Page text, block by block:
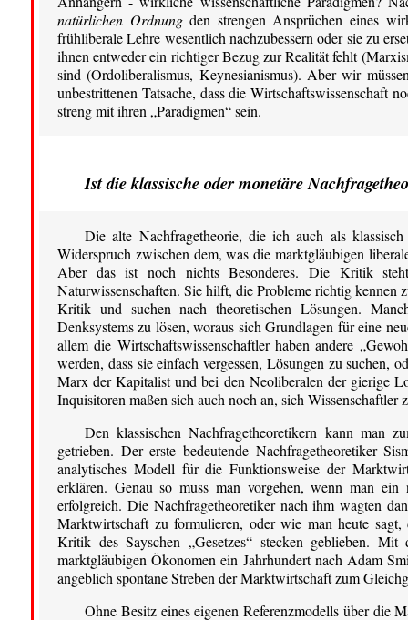
natürlichen Ordnungden strengen Ansprüchen eines
frühliberale Lehre wesentlich nachzubessern oder sie zu
ihnen entweder ein richtiger Bezug zur Realität fehlt
sind (Ordoliberalismus, Keynesianismus). Aber wir
unbestrittenen Tatsache, dass die Wirtschaftswissenschaft
streng mit ihren „Paradigmen“ sein.
Ist die klassische oder monetäre
Die alte Nachfragetheorie, die ich auch als
Widerspruch zwischen dem, was die marktgläubigen
Aber das ist noch nichts Besonderes. Die Kritik
Naturwissenschaften. Sie hilft, die Probleme richtig kennen
Kritik und suchen nach theoretischen Lösungen.
Denksystems zu lösen, woraus sich Grundlagen für eine
allem die Wirtschaftswissenschaftler haben andere
werden, dass sie einfach vergessen, Lösungen zu
Marx der Kapitalist und bei den Neoliberalen der gierige
Inquisitoren maßen sich auch noch an, sich Wissenschaftler
Den klassischen Nachfragetheoretikern kann man
getrieben. Der erste bedeutende Nachfragetheoretiker
analytisches Modell für die Funktionsweise der
erklären. Genau so muss man vorgehen, wenn man
erfolgreich. Die Nachfragetheoretiker nach ihm wagten
Marktwirtschaft zu formulieren, oder wie man heute
Kritik des Sayschen „Gesetzes“ stecken geblieben.
marktgläubigen Ökonomen ein Jahrhundert nach Adam
angeblich spontane Streben der Marktwirtschaft zum
Ohne Besitz eines eigenen Referenzmodells über die